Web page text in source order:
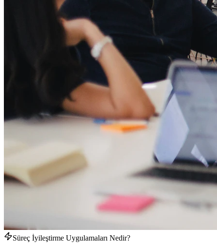
Süreç İyileştirme Uygulamaları Nedir?